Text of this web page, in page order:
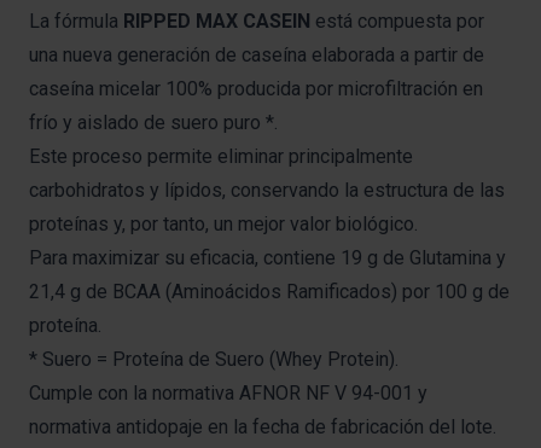
La fórmula RIPPED MAX CASEIN está compuesta por
una nueva generación de caseína elaborada a partir de
caseína micelar 100% producida por microfiltración en
frío y aislado de suero puro *.
Este proceso permite eliminar principalmente
carbohidratos y lípidos, conservando la estructura de las
proteínas y, por tanto, un mejor valor biológico.
Para maximizar su eficacia, contiene 19 g de Glutamina y
21,4 g de BCAA (Aminoácidos Ramificados) por 100 g de
proteína.
* Suero = Proteína de Suero (Whey Protein).
Cumple con la normativa AFNOR NF V 94-001 y
normativa antidopaje en la fecha de fabricación del lote.